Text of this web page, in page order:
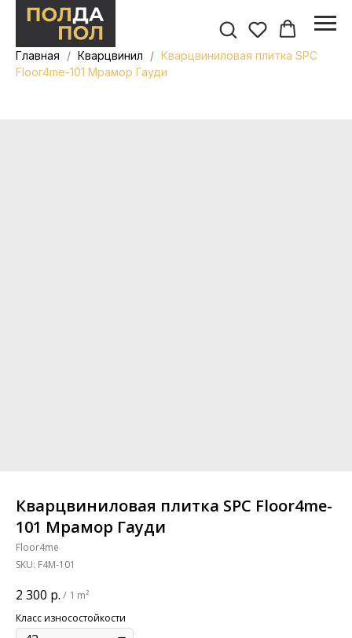
Главная Кварцвинил
Кварцвиниловая плитка SPC
Floor4me-101 Мрамор Гауди
Кварцвиниловая плитка SPC Floor4me-
101 Мрамор Гауди
Floor4me
SKU: F4M-101
2 300 р. / 1 m²
Класс износостойкости